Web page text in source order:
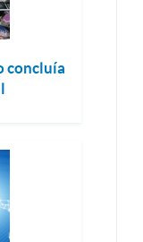
concluía